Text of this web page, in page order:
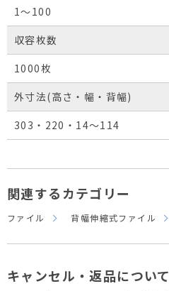
1～100
収容枚数
1000枚
外寸法(高さ・幅・背幅)
303・220・14～114
関連するカテゴリー
ファイル 背幅伸縮式ファイル
キャンセル・返品について